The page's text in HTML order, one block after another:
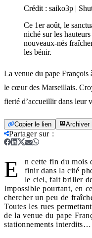
Crédit : saiko3p |
Ce 1er août, le
niché sur les
nouveaux-nés
les bénir.
La venue du pape François
le cœur des Marseillais.
fierté d’accueillir dans leur
Copier le lien Archiver
Partager sur:
E
n cette fin du mois
finir dans la cité
le ciel, fait briller
Impossible pourtant, en
chercher un peu de
Toutes les rues
de la venue du pape
stationnements interdits…